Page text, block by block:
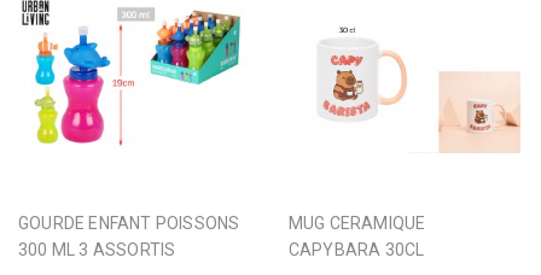
GOURDE ENFANT POISSONS
300 ML 3 ASSORTIS
MUG CERAMIQUE
CAPYBARA 30CL